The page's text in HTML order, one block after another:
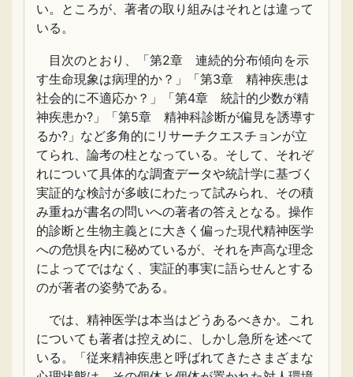
い。ところが、著者の取り組みはそれとは違って
いる。
目次のとおり、「第2章 連続的分布傾向を示
す生命現象は病理的か？」「第3章 精神疾患は
社会的に不適応か？」「第4章 統計的少数が精
神疾患か?」「第5章 精神科診断が偏見を誘導す
るか?」など多角的にリサーチクエスチョンが立
てられ、論考の柱となっている。そして、それぞ
れについて具体的な調査データや統計学に基づく
実証的な検討が多岐にわたって試みられ、その積
み重ねが書名の問いへの著者の答えとなる。操作
的診断と生物主義とに大きく偏った現代精神医学
への危惧を内に秘めているが、それを声高な理念
によってではなく、実証的事実に語らせんとする
のが著者の姿勢である。
では、精神医学は本当はどうあるべきか。これ
についても著者は控えめに、しかし急所を述べて
いる。「従来精神疾患と呼ばれてきたさまざまな